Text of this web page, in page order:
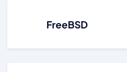
FreeBSD